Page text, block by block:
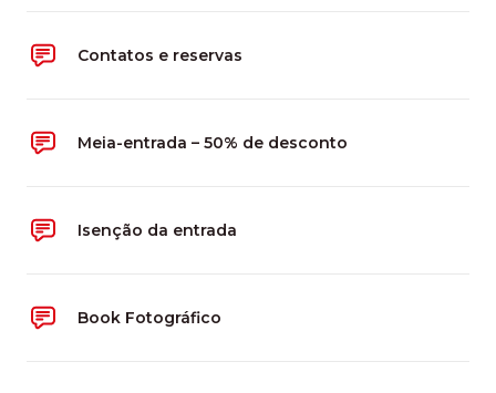
Contatos e reservas
Meia-entrada – 50% de desconto
Isenção da entrada
Book Fotográfico